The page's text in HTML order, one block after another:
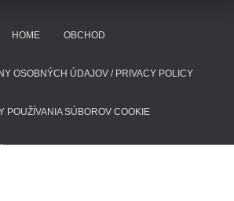
HOME OBCHOD
OSOBNÝCH ÚDAJOV / PRIVACY POLICY
POUŽÍVANIA SÚBOROV COOKIE